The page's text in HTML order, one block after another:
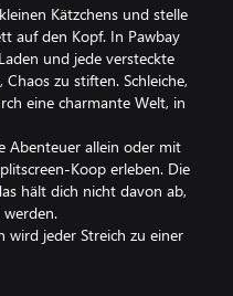
Kätzchens und stelle
auf den Kopf. In Pawbay
und jede versteckte
zu stiften. Schleiche,
eine charmante Welt, in
Abenteuer allein oder mit
Koop erleben. Die
hält dich nicht davon ab,
werden.
wird jeder Streich zu einer